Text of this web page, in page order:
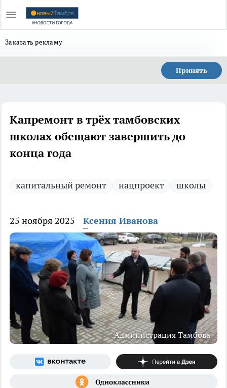
Заказать рекламу
Принять
Капремонт в трёх тамбовских
школах обещают завершить до
конца года
капитальный ремонт нацпроект школы
25 ноября 2025 Ксения Иванова
Администрация Тамбова